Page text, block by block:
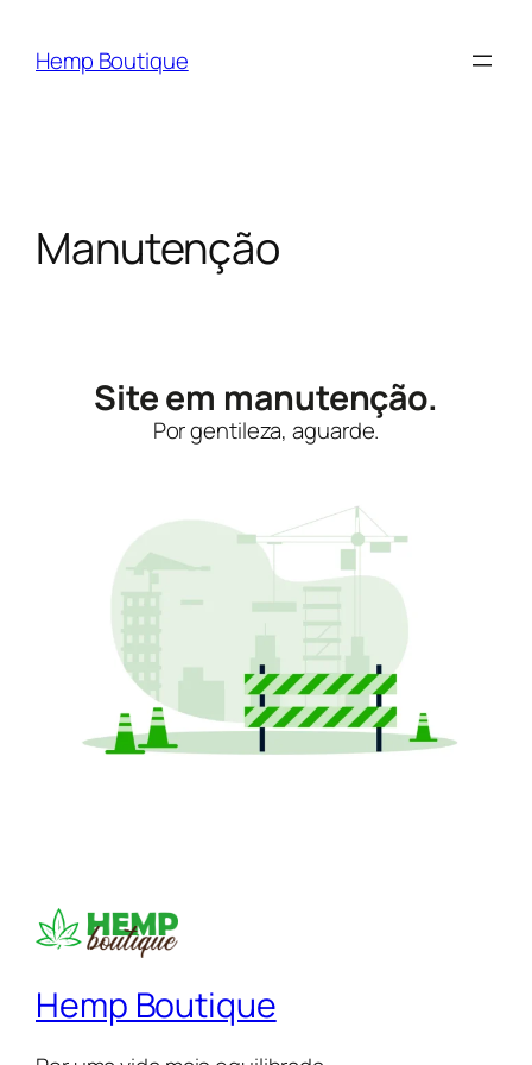
Hemp Boutique
Manutenção
Site em manutenção.
Por gentileza, aguarde.
Hemp Boutique